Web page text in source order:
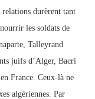
durèrent tant
les soldats de
Talleyrand
juifs d’Alger, Bacri
France. Ceux-là ne
algériennes. Par